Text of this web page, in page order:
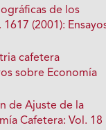
de los
(2001):
cafetera
sobre Economía
de Ajuste de la
Cafetera: Vol. 18